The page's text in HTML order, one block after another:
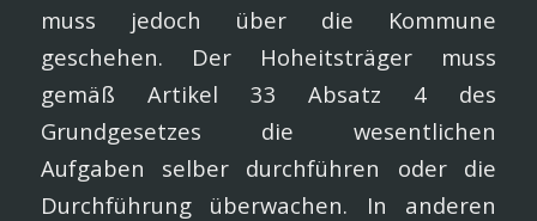
muss jedoch über die Kommune
geschehen. Der Hoheitsträger muss
gemäß Artikel 33 Absatz 4 des
Grundgesetzes die wesentlichen
Aufgaben selber durchführen oder die
Durchführung überwachen. In anderen